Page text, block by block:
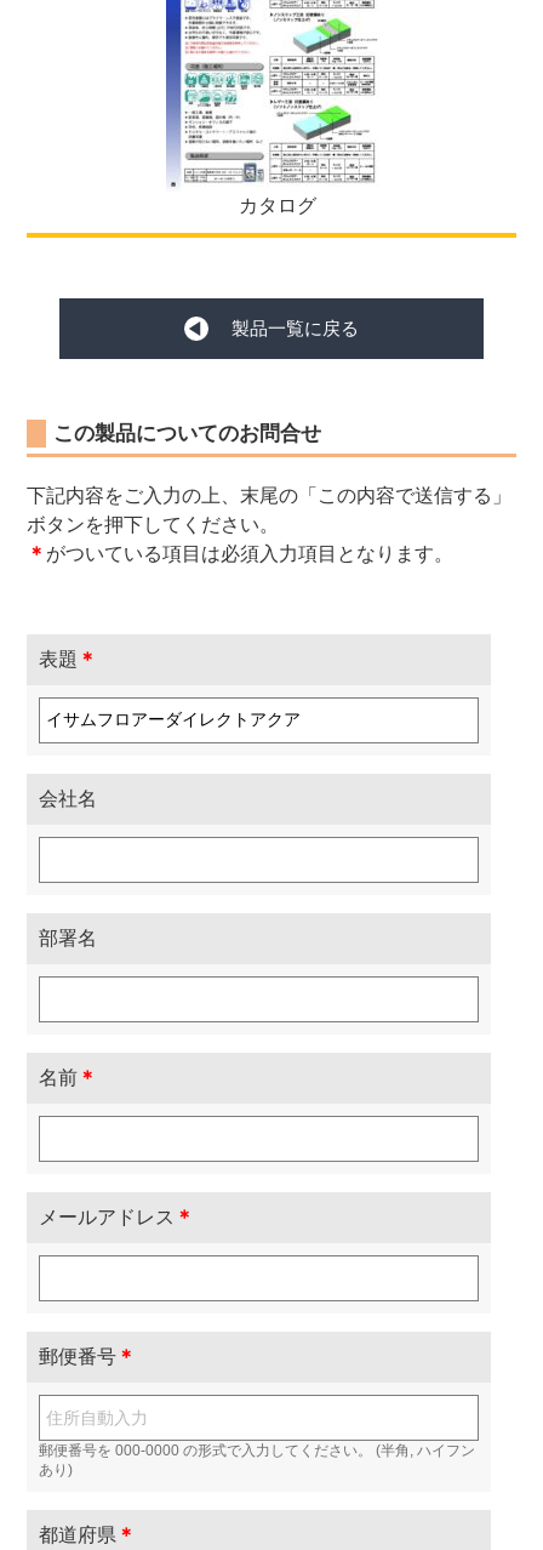
カタログ
製品一覧に戻る
この製品についてのお問合せ
下記内容をご入力の上、末尾の「この内容で送信する」
ボタンを押下してください。
＊ がついている項目は必須入力項目となります。
表題 ＊
会社名
部署名
名前 ＊
メールアドレス ＊
郵便番号 ＊
郵便番号を 000-0000 の形式で入力してください。 (半角, ハイフン
あり)
都道府県 ＊